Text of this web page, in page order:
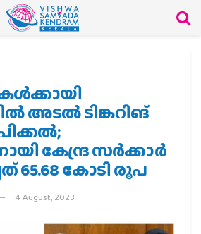
അടല്‍ ടിങ്കറിങ്
കേന്ദ്ര സര്‍ക്കാര്‍
65.68 കോടി രൂപ
4 August, 2023